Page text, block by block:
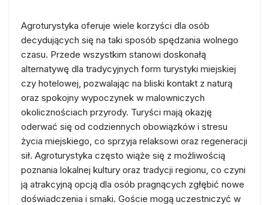
Agroturystyka oferuje wiele korzyści dla osób
decydujących się na taki sposób spędzania wolnego
czasu. Przede wszystkim stanowi doskonałą
alternatywę dla tradycyjnych form turystyki miejskiej
czy hotelowej, pozwalając na bliski kontakt z naturą
oraz spokojny wypoczynek w malowniczych
okolicznościach przyrody. Turyści mają okazję
oderwać się od codziennych obowiązków i stresu
życia miejskiego, co sprzyja relaksowi oraz regeneracji
sił. Agroturystyka często wiąże się z możliwością
poznania lokalnej kultury oraz tradycji regionu, co czyni
ją atrakcyjną opcją dla osób pragnących zgłębić nowe
doświadczenia i smaki. Goście mogą uczestniczyć w